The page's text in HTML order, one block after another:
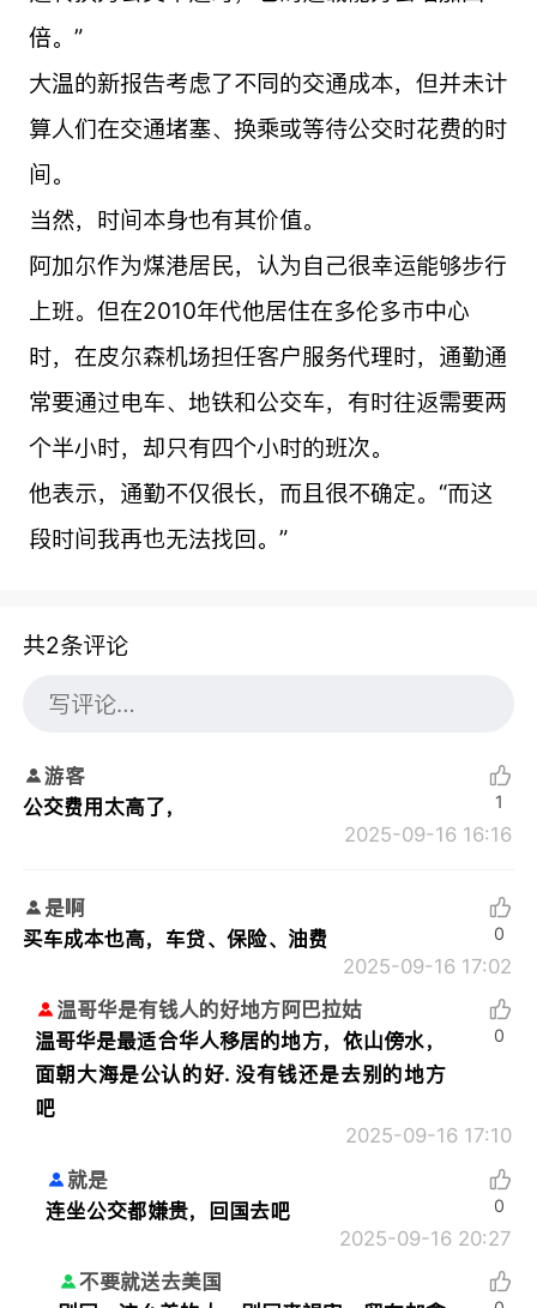
倍。”
大温的新报告考虑了不同的交通成本，但并未计
算人们在交通堵塞、换乘或等待公交时花费的时
间。
当然，时间本身也有其价值。
阿加尔作为煤港居民，认为自己很幸运能够步行
上班。但在2010年代他居住在多伦多市中心
时，在皮尔森机场担任客户服务代理时，通勤通
常要通过电车、地铁和公交车，有时往返需要两
个半小时，却只有四个小时的班次。
他表示，通勤不仅很长，而且很不确定。“而这
段时间我再也无法找回。”
共2条评论
游客
公交费用太高了，
2025-09-16 16:16
1
是啊
买车成本也高，车贷、保险、油费
2025-09-16 17:02
0
温哥华是有钱人的好地方阿巴拉姑
温哥华是最适合华人移居的地方，依山傍水，
面朝大海是公认的好. 没有钱还是去别的地方
吧
2025-09-16 17:10
0
就是
连坐公交都嫌贵，回国去吧
2025-09-16 20:27
0
不要就送去美国